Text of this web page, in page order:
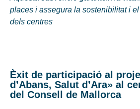
places i assegura la sostenibilitat i
dels centres
Èxit de participació al
d’Abans, Salut d’Ara» al
del Consell de Mallorca